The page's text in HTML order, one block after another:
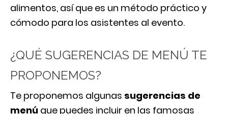
alimentos, así que es un método práctico y
cómodo para los asistentes al evento.
¿QUÉ SUGERENCIAS DE MENÚ TE
PROPONEMOS?
Te proponemos algunas sugerencias de
menú que puedes incluir en las famosas